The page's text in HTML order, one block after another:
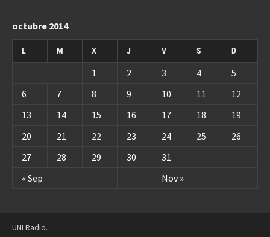
octubre 2014
L M X J V S D
« Sep Nov »
1 2 3 4
5
6
7 8 9 10 11
12
13
14 15 16 17 18
19
20
21 22 23 24 25
26
27
28 29 30 31
UNI Radio.